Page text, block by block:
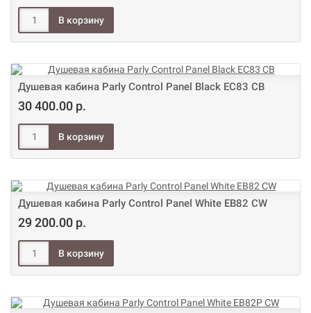
Душевая кабина Parly Control Panel Black EC83 CB
30 400.00 р.
Душевая кабина Parly Control Panel White EB82 CW
29 200.00 р.